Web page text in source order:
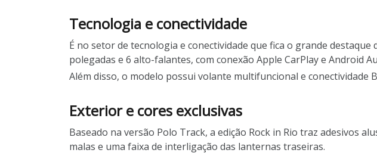
Tecnologia e conectividade
É no setor de tecnologia e conectividade que fica o grande destaque
polegadas e 6 alto-falantes, com conexão Apple CarPlay e Android
Além disso, o modelo possui volante multifuncional e conectividade
Exterior e cores exclusivas
Baseado na versão Polo Track, a edição Rock in Rio traz adesivos
malas e uma faixa de interligação das lanternas traseiras.